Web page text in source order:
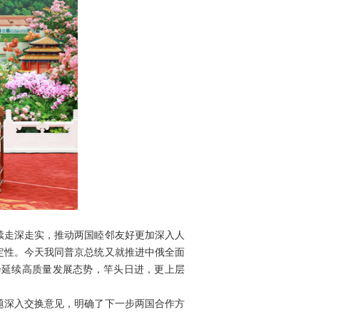
深走实，推动两国睦邻友好更加深入人
。今天我同普京总统又就推进中俄全面
续高质量发展态势，竿头日进，更上层
入交换意见，明确了下一步两国合作方